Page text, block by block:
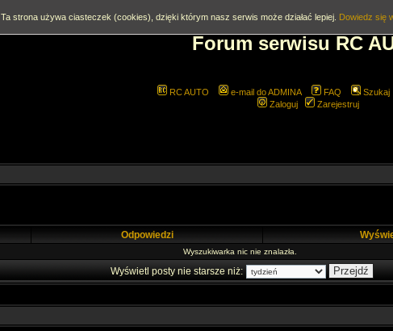
Forum serwisu RC
RC AUTO e-mail do ADMINA FAQ Szukaj
Zaloguj
Zarejestruj
Odpowiedzi
Wyszukiwarka nic nie znalazła.
Wyświetl posty nie starsze niż:
Ta strona używa ciasteczek (cookies), dzięki którym nasz serwis może działać lepiej. Dowiedz się